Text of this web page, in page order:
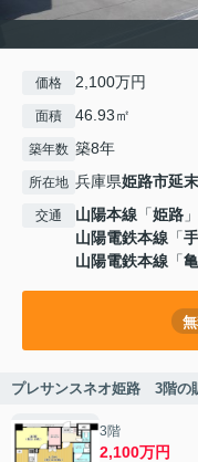
価格 2,100万円
面積 46.93㎡
築年数 築8年
所在地 兵庫県姫路市延末
交通 山陽本線 「姫路
山陽電鉄本線 「
山陽電鉄本線 「
プレサンスネオ姫路 3階の
3階
2,100万円